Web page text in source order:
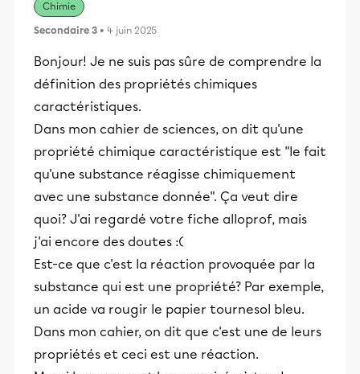
Chimie
Secondaire 3 • 4 juin 2025
Bonjour! Je ne suis pas sûre de comprendre la
définition des propriétés chimiques
caractéristiques.
Dans mon cahier de sciences, on dit qu'une
propriété chimique caractéristique est "le fait
qu'une substance réagisse chimiquement
avec une substance donnée". Ça veut dire
quoi? J'ai regardé votre fiche alloprof, mais
j'ai encore des doutes :(
Est-ce que c'est la réaction provoquée par la
substance qui est une propriété? Par exemple,
un acide va rougir le papier tournesol bleu.
Dans mon cahier, on dit que c'est une de leurs
propriétés et ceci est une réaction.